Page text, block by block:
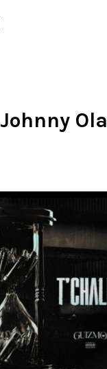
Johnny Ola